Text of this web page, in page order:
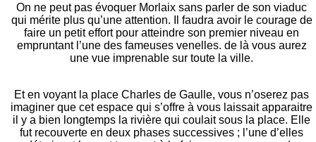
On ne peut pas évoquer Morlaix sans parler de son viaduc
qui mérite plus qu’une attention. Il faudra avoir le courage de
faire un petit effort pour atteindre son premier niveau en
empruntant l’une des fameuses venelles. de là vous aurez
une vue imprenable sur toute la ville.
Et en voyant la place Charles de Gaulle, vous n’oserez pas
imaginer que cet espace qui s’offre à vous laissait apparaitre
il y a bien longtemps la rivière qui coulait sous la place. Elle
fut recouverte en deux phases successives ; l’une d’elles